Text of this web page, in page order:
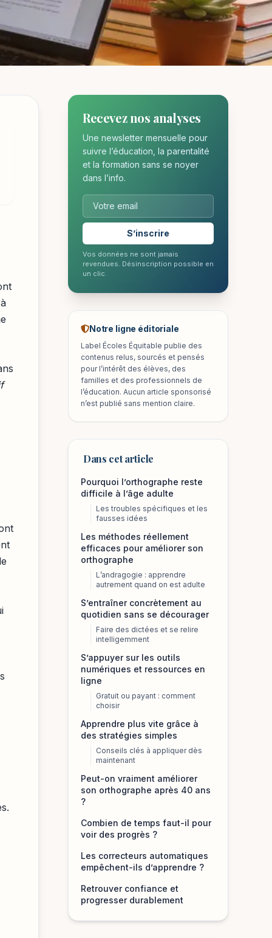
:
Recevez nos analyses
Une newsletter mensuelle pour
suivre l’éducation, la parentalité
et la formation sans se noyer
dans l’info.
S’inscrire
Vos données ne sont jamais
revendues. Désinscription possible en
un clic.
Notre ligne éditoriale
Label Écoles Équitable publie des
contenus relus, sourcés et pensés
pour l’intérêt des élèves, des
familles et des professionnels de
l’éducation. Aucun article sponsorisé
n’est publié sans mention claire.
Dans cet article
Pourquoi l’orthographe reste
difficile à l’âge adulte
Les troubles spécifiques et les
fausses idées
Les méthodes réellement
efficaces pour améliorer son
orthographe
L’andragogie : apprendre
autrement quand on est adulte
S’entraîner concrètement au
quotidien sans se décourager
Faire des dictées et se relire
intelligemment
S’appuyer sur les outils
numériques et ressources en
ligne
Gratuit ou payant : comment
choisir
Apprendre plus vite grâce à
des stratégies simples
Conseils clés à appliquer dès
maintenant
Peut-on vraiment améliorer
son orthographe après 40 ans
?
Combien de temps faut-il pour
voir des progrès ?
Les correcteurs automatiques
empêchent-ils d’apprendre ?
Retrouver confiance et
progresser durablement